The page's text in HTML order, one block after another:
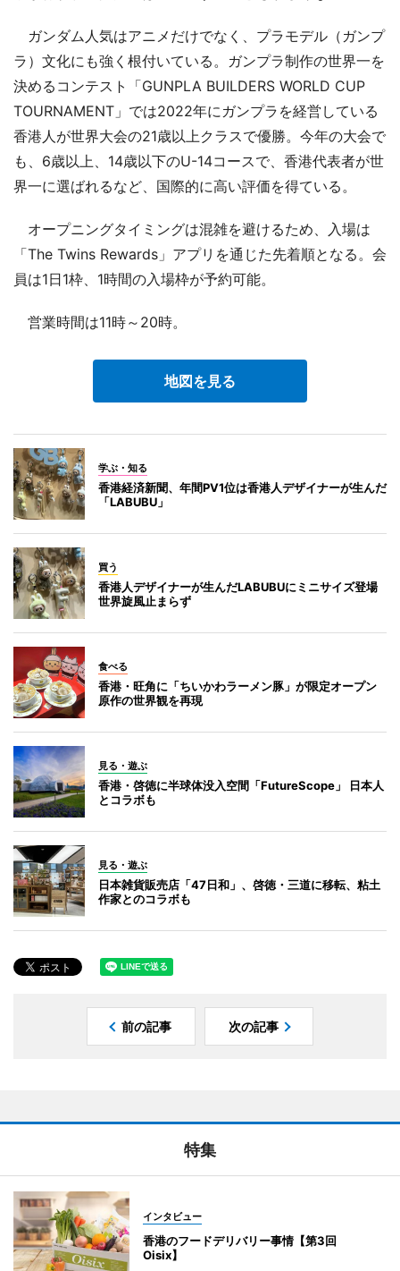
ガンダム人気はアニメだけでなく、プラモデル（ガンプ
ラ）文化にも強く根付いている。ガンプラ制作の世界一を
決めるコンテスト「GUNPLA BUILDERS WORLD CUP
TOURNAMENT」では2022年にガンプラを経営している
香港人が世界大会の21歳以上クラスで優勝。今年の大会で
も、6歳以上、14歳以下のU-14コースで、香港代表者が世
界一に選ばれるなど、国際的に高い評価を得ている。
オープニングタイミングは混雑を避けるため、入場は
「The Twins Rewards」アプリを通じた先着順となる。会
員は1日1枠、1時間の入場枠が予約可能。
営業時間は11時～20時。
地図を見る
学ぶ・知る
香港経済新聞、年間PV1位は香港人デザイナーが生んだ
「LABUBU」
買う
香港人デザイナーが生んだLABUBUにミニサイズ登場
世界旋風止まらず
食べる
香港・旺角に「ちいかわラーメン豚」が限定オープン
原作の世界観を再現
見る・遊ぶ
香港・啓徳に半球体没入空間「FutureScope」 日本人
とコラボも
見る・遊ぶ
日本雑貨販売店「47日和」、啓徳・三道に移転、粘土
作家とのコラボも
前の記事 次の記事
特集
インタビュー
香港のフードデリバリー事情【第3回
Oisix】